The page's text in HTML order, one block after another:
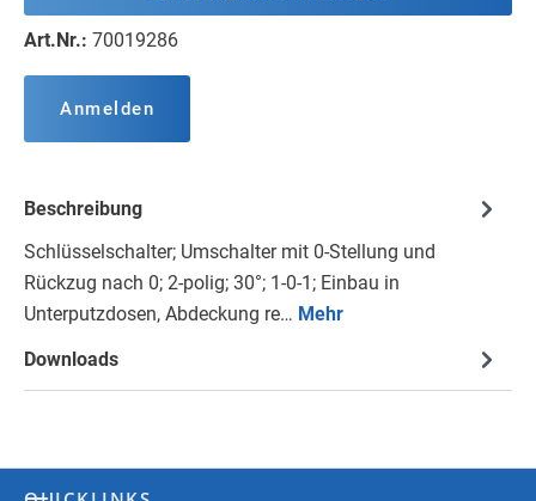
Art.Nr.: 70019286
Anmelden
Beschreibung
Schlüsselschalter; Umschalter mit 0-Stellung und
Rückzug nach 0; 2-polig; 30°; 1-0-1; Einbau in
Unterputzdosen, Abdeckung re… Mehr
Downloads